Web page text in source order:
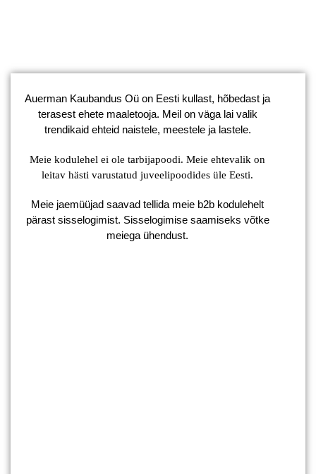
Auerman Kaubandus Oü on Eesti kullast, hõbedast ja
terasest ehete maaletooja. Meil on väga lai valik
trendikaid ehteid naistele, meestele ja lastele.
Meie kodulehel ei ole tarbijapoodi. Meie ehtevalik on
leitav hästi varustatud juveelipoodides üle Eesti.
Meie jaemüüjad saavad tellida meie b2b kodulehelt
pärast sisselogimist. Sisselogimise saamiseks võtke
meiega ühendust.